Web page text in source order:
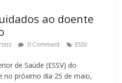
ao doente
0 Comment ESSV
de Saúde (ESSV) do
no próximo dia 25 de maio,